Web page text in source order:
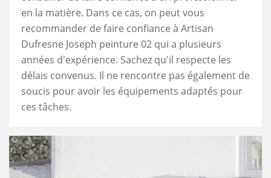
en la matière. Dans ce cas, on peut vous
recommander de faire confiance à Artisan
Dufresne Joseph peinture 02 qui a plusieurs
années d'expérience. Sachez qu'il respecte les
délais convenus. Il ne rencontre pas également de
soucis pour avoir les équipements adaptés pour
ces tâches.